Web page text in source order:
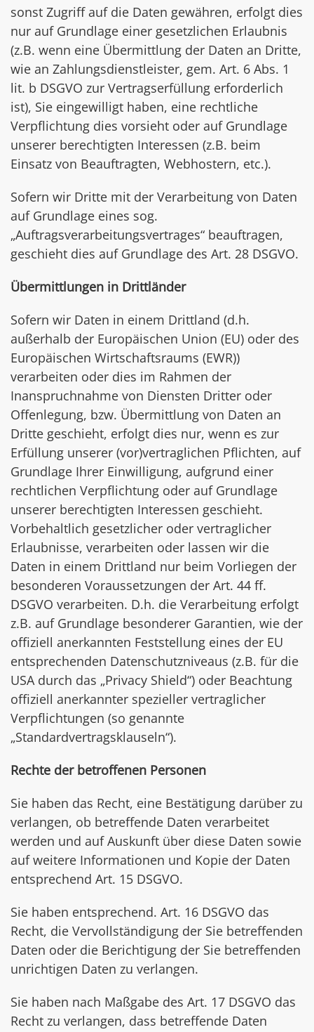
sonst Zugriff auf die Daten gewähren, erfolgt dies
nur auf Grundlage einer gesetzlichen Erlaubnis
(z.B. wenn eine Übermittlung der Daten an Dritte,
wie an Zahlungsdienstleister, gem. Art. 6 Abs. 1
lit. b DSGVO zur Vertragserfüllung erforderlich
ist), Sie eingewilligt haben, eine rechtliche
Verpflichtung dies vorsieht oder auf Grundlage
unserer berechtigten Interessen (z.B. beim
Einsatz von Beauftragten, Webhostern, etc.).
Sofern wir Dritte mit der Verarbeitung von Daten
auf Grundlage eines sog.
„Auftragsverarbeitungsvertrages“ beauftragen,
geschieht dies auf Grundlage des Art. 28 DSGVO.
Übermittlungen in Drittländer
Sofern wir Daten in einem Drittland (d.h.
außerhalb der Europäischen Union (EU) oder des
Europäischen Wirtschaftsraums (EWR))
verarbeiten oder dies im Rahmen der
Inanspruchnahme von Diensten Dritter oder
Offenlegung, bzw. Übermittlung von Daten an
Dritte geschieht, erfolgt dies nur, wenn es zur
Erfüllung unserer (vor)vertraglichen Pflichten, auf
Grundlage Ihrer Einwilligung, aufgrund einer
rechtlichen Verpflichtung oder auf Grundlage
unserer berechtigten Interessen geschieht.
Vorbehaltlich gesetzlicher oder vertraglicher
Erlaubnisse, verarbeiten oder lassen wir die
Daten in einem Drittland nur beim Vorliegen der
besonderen Voraussetzungen der Art. 44 ff.
DSGVO verarbeiten. D.h. die Verarbeitung erfolgt
z.B. auf Grundlage besonderer Garantien, wie der
offiziell anerkannten Feststellung eines der EU
entsprechenden Datenschutzniveaus (z.B. für die
USA durch das „Privacy Shield“) oder Beachtung
offiziell anerkannter spezieller vertraglicher
Verpflichtungen (so genannte
„Standardvertragsklauseln“).
Rechte der betroffenen Personen
Sie haben das Recht, eine Bestätigung darüber zu
verlangen, ob betreffende Daten verarbeitet
werden und auf Auskunft über diese Daten sowie
auf weitere Informationen und Kopie der Daten
entsprechend Art. 15 DSGVO.
Sie haben entsprechend. Art. 16 DSGVO das
Recht, die Vervollständigung der Sie betreffenden
Daten oder die Berichtigung der Sie betreffenden
unrichtigen Daten zu verlangen.
Sie haben nach Maßgabe des Art. 17 DSGVO das
Recht zu verlangen, dass betreffende Daten